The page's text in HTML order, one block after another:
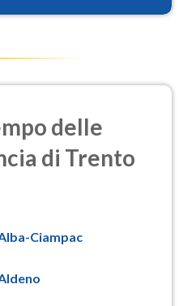
delle
di Trento
Ciampac